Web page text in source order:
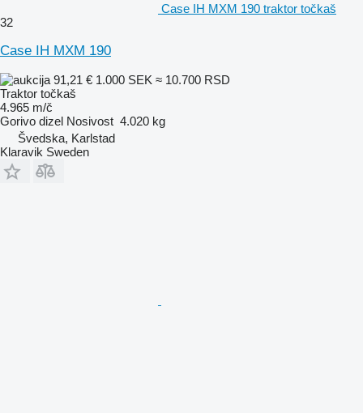
Case IH MXM 190 traktor točkaš
32
Case IH MXM 190
91,21 € 1.000 SEK ≈ 10.700 RSD
Traktor točkaš
4.965 m/č
Gorivo dizel Nosivost 4.020 kg
Švedska, Karlstad
Klaravik Sweden